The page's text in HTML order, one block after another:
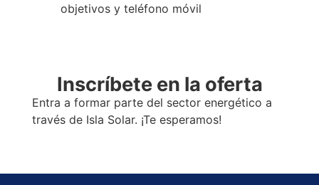
objetivos y teléfono móvil
Inscríbete en la oferta
Entra a formar parte del sector energético a
través de Isla Solar. ¡Te esperamos!